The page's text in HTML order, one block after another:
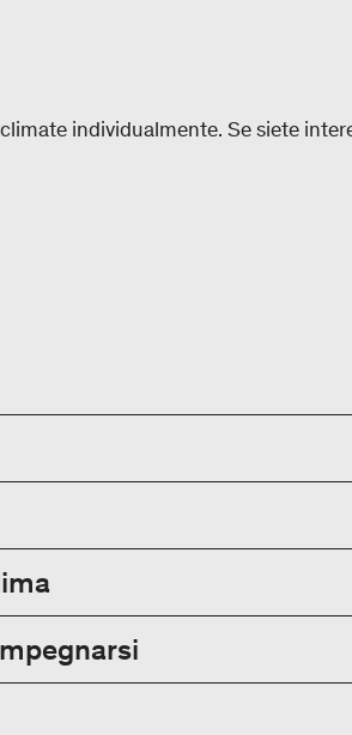
individualmente. Se siete